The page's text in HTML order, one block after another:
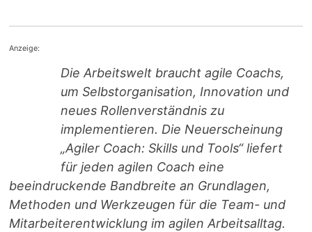
Anzeige:
Die Arbeitswelt braucht agile Coachs,
um Selbstorganisation, Innovation und
neues Rollenverständnis zu
implementieren. Die Neuerscheinung
„Agiler Coach: Skills und Tools“ liefert
für jeden agilen Coach eine
beeindruckende Bandbreite an Grundlagen,
Methoden und Werkzeugen für die Team- und
Mitarbeiterentwicklung im agilen Arbeitsalltag.